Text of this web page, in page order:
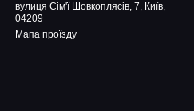
вулиця Сім'ї Шовкоплясів, 7, Київ,
04209
Мапа проїзду